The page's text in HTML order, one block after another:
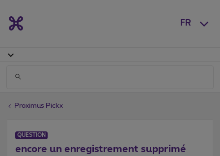
FR
Proximus Pickx
QUESTION
encore un enregistrement supprimé